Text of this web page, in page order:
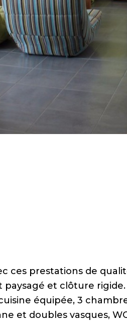
ces prestations de
et clôture
équipée, 3
et doubles vasques,